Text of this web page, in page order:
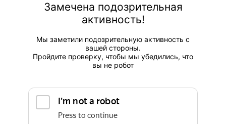
Замечена подозрительная
активность!
Мы заметили подозрительную активность с
вашей стороны.
Пройдите проверку, чтобы мы убедились, что
вы не робот